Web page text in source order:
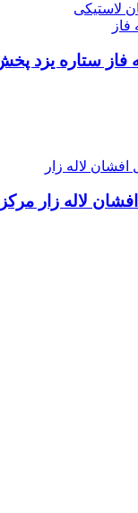
فاز ستاره یزد
لاله زار